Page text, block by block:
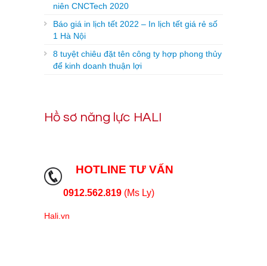
niên CNCTech 2020
Báo giá in lịch tết 2022 – In lịch tết giá rẻ số
1 Hà Nội
8 tuyệt chiêu đặt tên công ty hợp phong thủy
để kinh doanh thuận lợi
Hồ sơ năng lực HALI
HOTLINE TƯ VẤN
0912.562.819 (Ms Ly)
Hali.vn